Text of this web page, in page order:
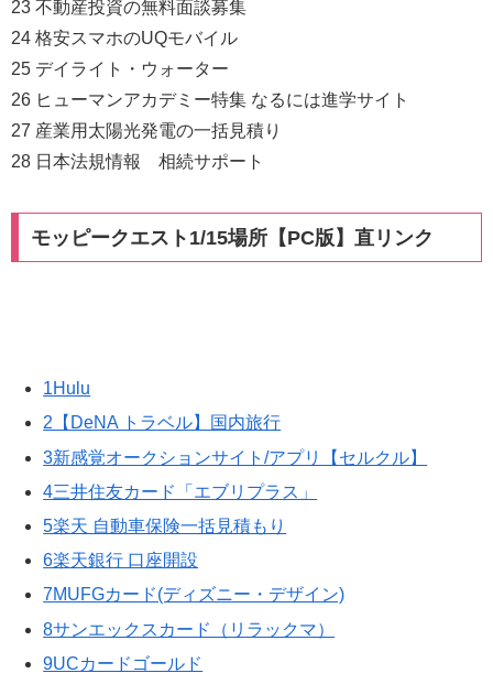
23 不動産投資の無料面談募集
24 格安スマホのUQモバイル
25 デイライト・ウォーター
26 ヒューマンアカデミー特集 なるには進学サイト
27 産業用太陽光発電の一括見積り
28 日本法規情報 相続サポート
モッピークエスト1/15場所【PC版】直リンク
1Hulu
2【DeNA トラベル】国内旅行
3新感覚オークションサイト/アプリ【セルクル】
4三井住友カード「エブリプラス」
5楽天 自動車保険一括見積もり
6楽天銀行 口座開設
7MUFGカード(ディズニー・デザイン)
8サンエックスカード（リラックマ）
9UCカードゴールド